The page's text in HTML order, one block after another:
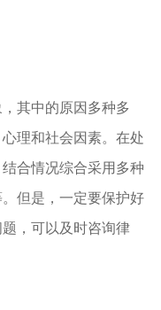
其中的原因多种多
理和社会因素。在处
合情况综合采用多种
但是，一定要保护好
，可以及时咨询律